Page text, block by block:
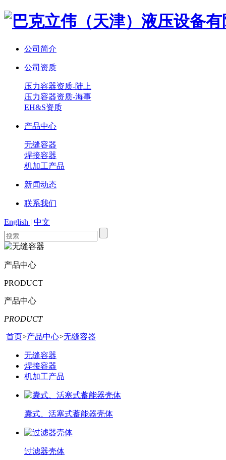
公司简介
公司资质
压力容器资质-陆上
压力容器资质-海事
EH&S资质
产品中心
无缝容器
焊接容器
机加工产品
新闻动态
联系我们
English | 中文
产品中心
PRODUCT
产品中心
PRODUCT
首页>产品中心>无缝容器
无缝容器
焊接容器
机加工产品
囊式、活塞式蓄能器壳体
过滤器壳体